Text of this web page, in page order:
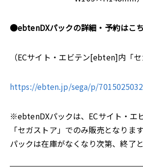
●ebtenDXパックの詳細・予約はこ
（ECサイト・エビテン[ebten]内「セ
https://ebten.jp/sega/p/
※ebtenDXパックは、ECサイト・エ
「セガストア」でのみ販売となりま
パックは在庫がなくなり次第、終了と